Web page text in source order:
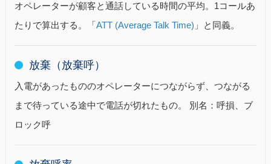
オペレーターが顧客と通話している時間の平均。1コールあ
たりで算出する。「ATT (Average Talk Time) 」と同義。
放棄（放棄呼）
入電があったもののオペレーターにつながらず、つながる
まで待っている途中で電話が切れたもの。 別名：呼損、ブ
ロック呼